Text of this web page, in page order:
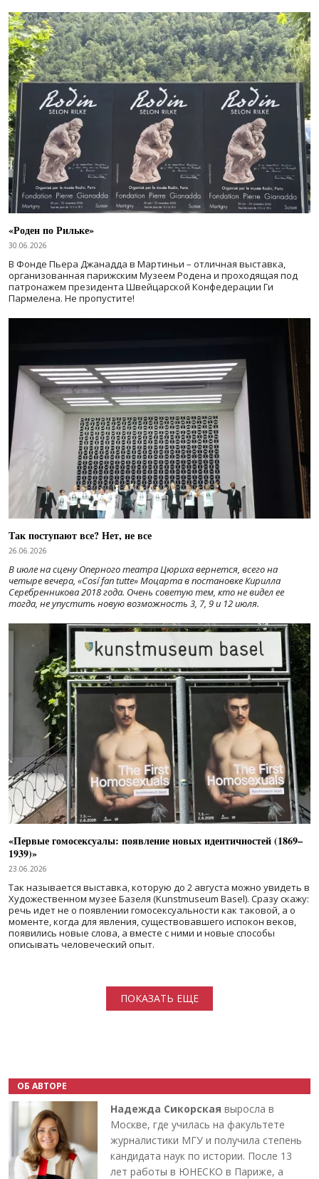
«Роден по Рильке»
30.06.2026
В Фонде Пьера Джанадда в Мартиньи – отличная выставка,
организованная парижским Музеем Родена и проходящая под
патронажем президента Швейцарской Конфедерации Ги
Пармелена. Не пропустите!
Так поступают все? Нет, не все
26.06.2026
В июле на сцену Оперного театра Цюриха вернется, всего на
четыре вечера, «Cosí fan tutte» Моцарта в постановке Кирилла
Серебренникова 2018 года. Очень советую тем, кто не видел ее
тогда, не упустить новую возможность 3, 7, 9 и 12 июля.
«Первые гомосексуалы: появление новых идентичностей (1869–
1939)»
23.06.2026
Так называется выставка, которую до 2 августа можно увидеть в
Художественном музее Базеля (Kunstmuseum Basel). Сразу скажу:
речь идет не о появлении гомосексуальности как таковой, а о
моменте, когда для явления, существовавшего испокон веков,
появились новые слова, а вместе с ними и новые способы
описывать человеческий опыт.
ПОКАЗАТЬ ЕЩЕ
ОБ АВТОРЕ
Надежда Сикорская выросла в
Москве, где училась на факультете
журналистики МГУ и получила степень
кандидата наук по истории. После 13
лет работы в ЮНЕСКО в Париже, а